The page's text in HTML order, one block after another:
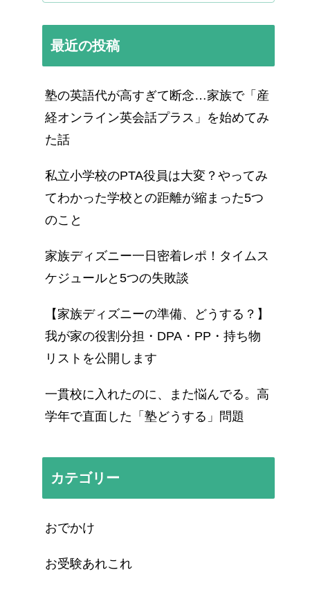
最近の投稿
塾の英語代が高すぎて断念…家族で「産
経オンライン英会話プラス」を始めてみ
た話
私立小学校のPTA役員は大変？やってみ
てわかった学校との距離が縮まった5つ
のこと
家族ディズニー一日密着レポ！タイムス
ケジュールと5つの失敗談
【家族ディズニーの準備、どうする？】
我が家の役割分担・DPA・PP・持ち物
リストを公開します
一貫校に入れたのに、また悩んでる。高
学年で直面した「塾どうする」問題
カテゴリー
おでかけ
お受験あれこれ